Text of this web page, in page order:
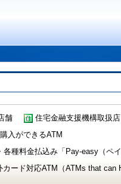
舗 住宅金融支援機構取扱店
入ができるATM
種料金払込み「Pay-easy（ペ
カード対応ATM（ATMs that can